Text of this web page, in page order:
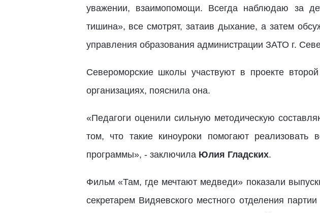
уважении, взаимопомощи. Всегда наблюдаю за
тишина», все смотрят, затаив дыхание, а затем
управления образования администрации ЗАТО г.
Североморские школы участвуют в проекте
организациях, пояснила она.
«Педагоги оценили сильную методическую
том, что такие киноуроки помогают реализовать
программы», - заключила Юлия Гладских.
Фильм «Там, где мечтают медведи» показали
секретарем Видяевского местного отделения